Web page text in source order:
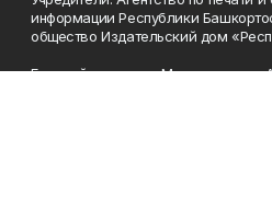
информации Республики
общество Издательский дом
Главный редактор: Муллахметова